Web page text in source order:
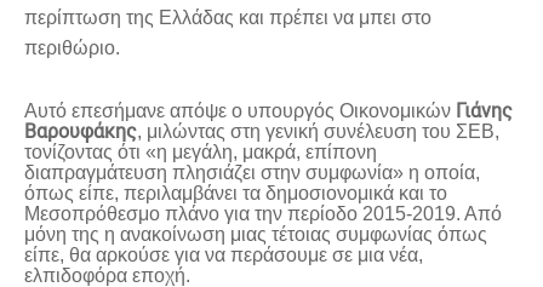
περίπτωση της Ελλάδας και πρέπει να μπει στο
περιθώριο.
Αυτό επεσήμανε απόψε ο υπουργός Οικονομικών Γιάνης
Βαρουφάκης, μιλώντας στη γενική συνέλευση του ΣΕΒ,
τονίζοντας ότι «η μεγάλη, μακρά, επίπονη
διαπραγμάτευση πλησιάζει στην συμφωνία» η οποία,
όπως είπε, περιλαμβάνει τα δημοσιονομικά και το
Μεσοπρόθεσμο πλάνο για την περίοδο 2015-2019. Από
μόνη της η ανακοίνωση μιας τέτοιας συμφωνίας όπως
είπε, θα αρκούσε για να περάσουμε σε μια νέα,
ελπιδοφόρα εποχή.